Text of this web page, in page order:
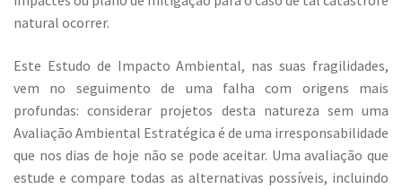
natural ocorrer.
Este Estudo de Impacto Ambiental, nas suas fragilidades,
vem no seguimento de uma falha com origens mais
profundas: considerar projetos desta natureza sem uma
Avaliação Ambiental Estratégica é de uma irresponsabilidade
que nos dias de hoje não se pode aceitar. Uma avaliação que
estude e compare todas as alternativas possíveis, incluindo